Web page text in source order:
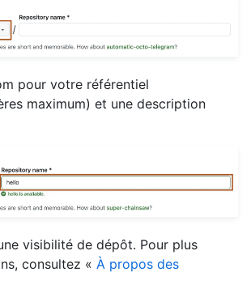
pour votre référentiel
maximum) et une description
visibilité de dépôt. Pour plus
consultez « À propos des